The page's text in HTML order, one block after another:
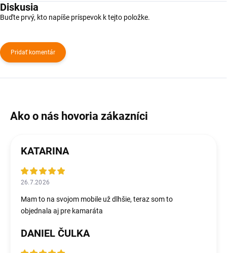
Diskusia
Buďte prvý, kto napíše príspevok k tejto položke.
Pridať komentár
KATARINA
26.7.2026
Mam to na svojom mobile už dlhšie, teraz som to
objednala aj pre kamaráta
DANIEL ČULKA